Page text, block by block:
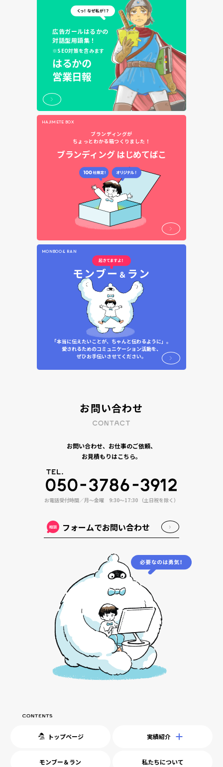
広告ガールはるかの
対話型用語集！
※SEO対策を含みます
はるかの
営業日報
HAJIMETE BOX
ブランディングが
ちょっとわかる箱つくりました！
ブランディング はじめてばこ
MONBOO & RAN
モンブー ＆ ラン
「本当に伝えたいことが、ちゃんと伝わるように」。
愛されるためのコミュニケーション活動を、
ぜひお手伝いさせてください。
お問い合わせ
お問い合わせ、お仕事のご依頼、
お見積もりはこちら。
お電話受付時間／月〜金曜 9:30〜17:30 （土日祝を除く）
フォームでお問い合わせ
トップページ 実績紹介
モンブー＆ラン 私たちについて